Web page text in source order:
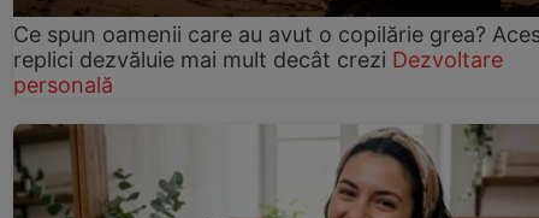
Ce spun oamenii care au avut o copilărie grea?
replici dezvăluie mai mult decât crezi Dezvoltare
personală